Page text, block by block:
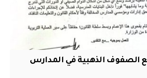
الصفوف الذهبية في المدارس